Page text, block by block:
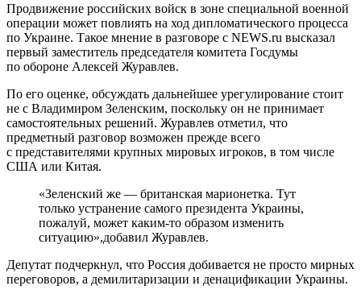
Продвижение российских войск в зоне специальной военной
операции может повлиять на ход дипломатического процесса
по Украине. Такое мнение в разговоре с NEWS.ru высказал
первый заместитель председателя комитета Госдумы
по обороне Алексей Журавлев.
По его оценке, обсуждать дальнейшее урегулирование стоит
не с Владимиром Зеленским, поскольку он не принимает
самостоятельных решений. Журавлев отметил, что
предметный разговор возможен прежде всего
с представителями крупных мировых игроков, в том числе
США или Китая.
«Зеленский же — британская марионетка. Тут
только устранение самого президента Украины,
пожалуй, может каким-то образом изменить
ситуацию»,добавил Журавлев.
Депутат подчеркнул, что Россия добивается не просто мирных
переговоров, а демилитаризации и денацификации Украины.